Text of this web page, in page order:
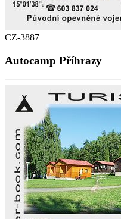
CZ-3887
Autocamp Příhrazy